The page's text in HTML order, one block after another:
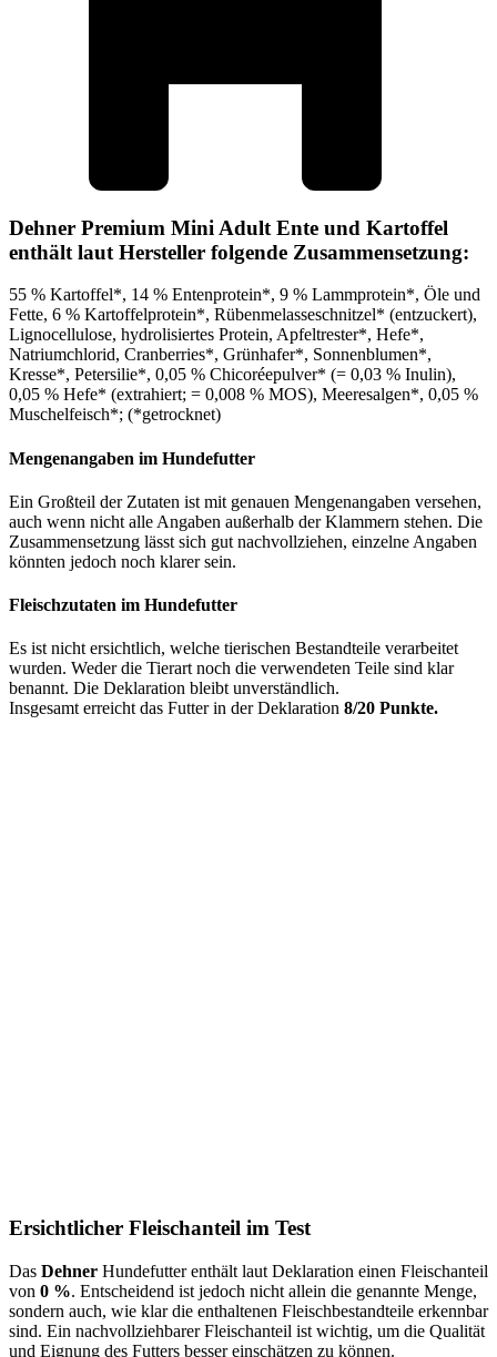
Dehner Premium Mini Adult Ente und Kartoffel
enthält laut Hersteller folgende Zusammensetzung:
55 % Kartoffel*, 14 % Entenprotein*, 9 % Lammprotein*, Öle und
Fette, 6 % Kartoffelprotein*, Rübenmelasseschnitzel* (entzuckert),
Lignocellulose, hydrolisiertes Protein, Apfeltrester*, Hefe*,
Natriumchlorid, Cranberries*, Grünhafer*, Sonnenblumen*,
Kresse*, Petersilie*, 0,05 % Chicoréepulver* (= 0,03 % Inulin),
0,05 % Hefe* (extrahiert; = 0,008 % MOS), Meeresalgen*, 0,05 %
Muschelfeisch*; (*getrocknet)
Mengenangaben im Hundefutter
Ein Großteil der Zutaten ist mit genauen Mengenangaben versehen,
auch wenn nicht alle Angaben außerhalb der Klammern stehen. Die
Zusammensetzung lässt sich gut nachvollziehen, einzelne Angaben
könnten jedoch noch klarer sein.
Fleischzutaten im Hundefutter
Es ist nicht ersichtlich, welche tierischen Bestandteile verarbeitet
wurden. Weder die Tierart noch die verwendeten Teile sind klar
benannt. Die Deklaration bleibt unverständlich.
Insgesamt erreicht das Futter in der Deklaration 8/20 Punkte.
Ersichtlicher Fleischanteil im Test
Das Dehner Hundefutter enthält laut Deklaration einen Fleischanteil
von 0 %. Entscheidend ist jedoch nicht allein die genannte Menge,
sondern auch, wie klar die enthaltenen Fleischbestandteile erkennbar
sind. Ein nachvollziehbarer Fleischanteil ist wichtig, um die Qualität
und Eignung des Futters besser einschätzen zu können.